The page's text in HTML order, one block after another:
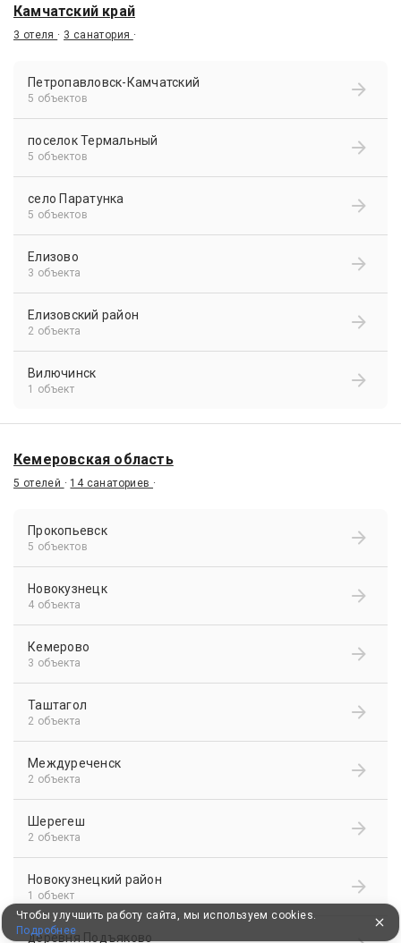
Камчатский край
3 отеля · 3 санатория ·
Петропавловск-Камчатский
5 объектов
поселок Термальный
5 объектов
село Паратунка
5 объектов
Елизово
3 объекта
Елизовский район
2 объекта
Вилючинск
1 объект
Кемеровская область
5 отелей · 14 санаториев ·
Прокопьевск
5 объектов
Новокузнецк
4 объекта
Кемерово
3 объекта
Таштагол
2 объекта
Междуреченск
2 объекта
Шерегеш
2 объекта
Новокузнецкий район
1 объект
деревня Подъяково
Чтобы улучшить работу сайта, мы используем cookies.
Подробнее